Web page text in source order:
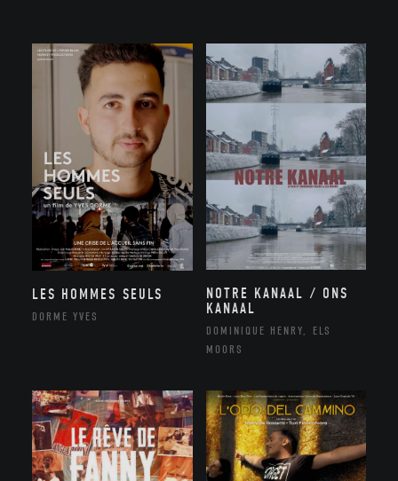
LES HOMMES SEULS
DORME YVES
NOTRE KANAAL / ONS
KANAAL
DOMINIQUE HENRY, ELS
MOORS